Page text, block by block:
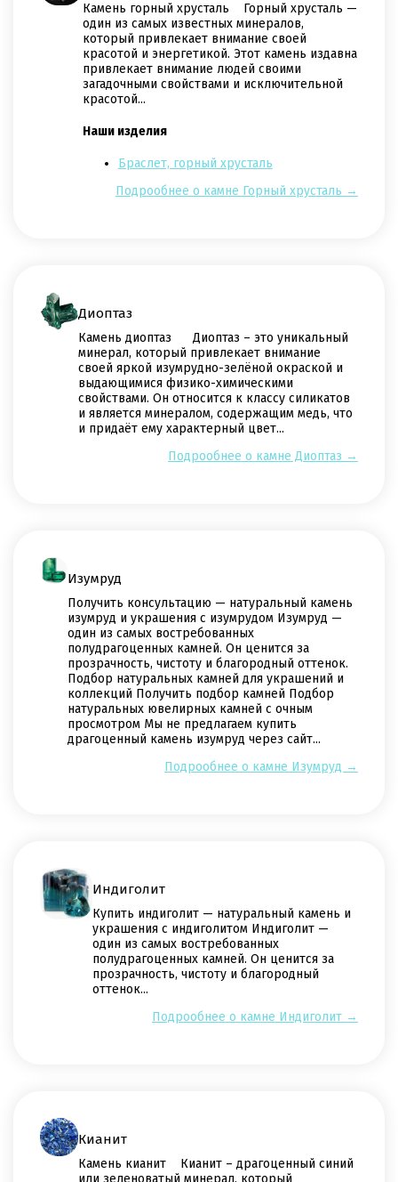
Камень горный хрусталь Горный хрусталь —
один из самых известных минералов,
который привлекает внимание своей
красотой и энергетикой. Этот камень издавна
привлекает внимание людей своими
загадочными свойствами и исключительной
красотой...
Наши изделия
Браслет, горный хрусталь
Подрообнее о камне Горный хрусталь →
Диоптаз
Камень диоптаз Диоптаз – это уникальный
минерал, который привлекает внимание
своей яркой изумрудно-зелёной окраской и
выдающимися физико-химическими
свойствами. Он относится к классу силикатов
и является минералом, содержащим медь, что
и придаёт ему характерный цвет...
Подрообнее о камне Диоптаз →
Изумруд
Получить консультацию — натуральный камень
изумруд и украшения с изумрудом Изумруд —
один из самых востребованных
полудрагоценных камней. Он ценится за
прозрачность, чистоту и благородный оттенок.
Подбор натуральных камней для украшений и
коллекций Получить подбор камней Подбор
натуральных ювелирных камней с очным
просмотром Мы не предлагаем купить
драгоценный камень изумруд через сайт...
Подрообнее о камне Изумруд →
Индиголит
Купить индиголит — натуральный камень и
украшения с индиголитом Индиголит —
один из самых востребованных
полудрагоценных камней. Он ценится за
прозрачность, чистоту и благородный
оттенок...
Подрообнее о камне Индиголит →
Кианит
Камень кианит Кианит – драгоценный синий
или зеленоватый минерал, который